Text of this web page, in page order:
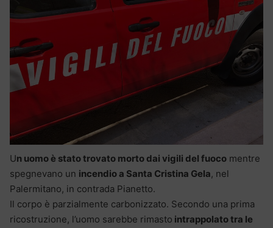
Un uomo è stato trovato morto dai vigili del fuoco mentre
spegnevano un incendio a Santa Cristina Gela, nel
Palermitano, in contrada Pianetto.
Il corpo è parzialmente carbonizzato. Secondo una prima
ricostruzione, l’uomo sarebbe rimasto intrappolato tra le